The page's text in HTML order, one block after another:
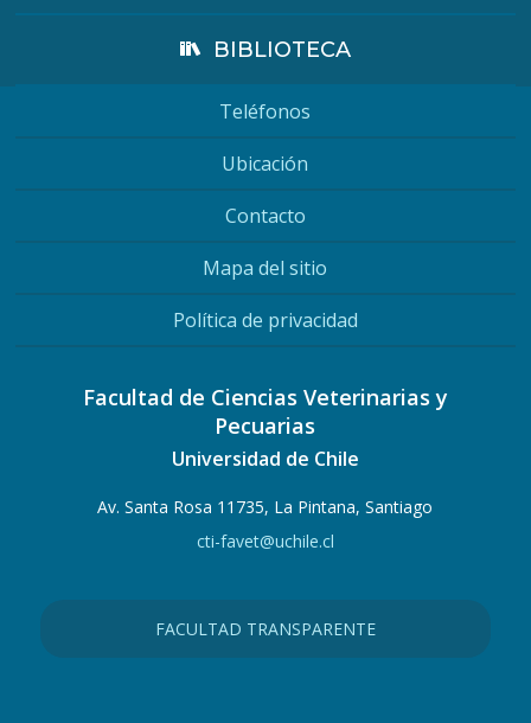
BIBLIOTECA
Teléfonos
Ubicación
Contacto
Mapa del sitio
Política de privacidad
Facultad de Ciencias Veterinarias y
Pecuarias
Universidad de Chile
Av. Santa Rosa 11735, La Pintana, Santiago
cti-favet@uchile.cl
FACULTAD TRANSPARENTE